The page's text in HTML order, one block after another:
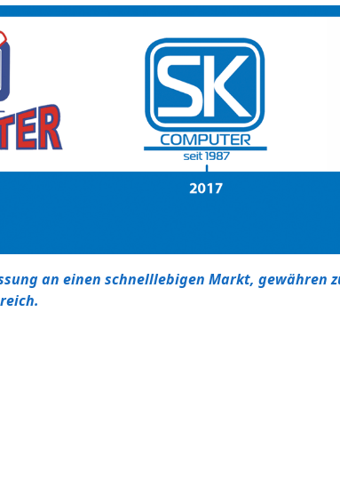
an einen schnelllebigen Markt, gewähren